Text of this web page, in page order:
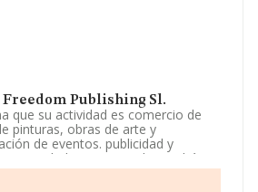
Publishing Sl.
que su actividad es comercio de
pinturas, obras de arte y
de eventos. publicidad y
actividades enumeradas podrán
por la sociedad, total o